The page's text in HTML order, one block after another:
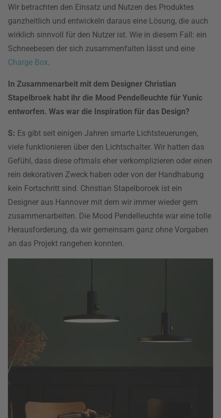
Wir betrachten den Einsatz und Nutzen des Produktes
ganzheitlich und entwickeln daraus eine Lösung, die auch
wirklich sinnvoll für den Nutzer ist. Wie in diesem Fall: ein
Schneebesen der sich zusammenfalten lässt und eine
Charge Box.
In Zusammenarbeit mit dem Designer Christian
Stapelbroek habt ihr die Mood Pendelleuchte für Yunic
entworfen. Was war die Inspiration für das Design?
S: Es gibt seit einigen Jahren smarte Lichtsteuerungen,
viele funktionieren über den Lichtschalter. Wir hatten das
Gefühl, dass diese oftmals eher verkomplizieren oder einen
rein dekorativen Zweck haben oder von der Handhabung
kein Fortschritt sind. Christian Stapelboroek ist ein
Designer aus Hannover mit dem wir immer wieder gern
zusammenarbeiten. Die Mood Pendelleuchte war eine tolle
Herausforderung, da wir gemeinsam ganz ohne Vorgaben
an das Projekt rangehen konnten.